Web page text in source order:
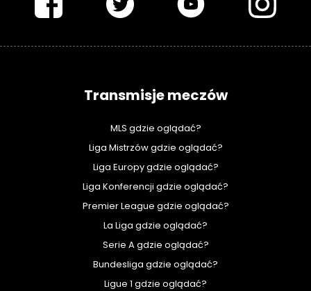
Transmisje meczów
MLS gdzie oglądać?
Liga Mistrzów gdzie oglądać?
Liga Europy gdzie oglądać?
Liga Konferencji gdzie oglądać?
Premier League gdzie oglądać?
La Liga gdzie oglądać?
Serie A gdzie oglądać?
Bundesliga gdzie oglądać?
Ligue 1 gdzie oglądać?